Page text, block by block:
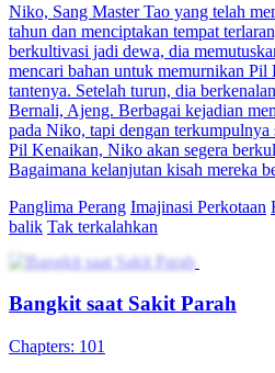
Niko, Sang Master Tao yang telah
tahun dan menciptakan tempat
berkultivasi jadi dewa, dia
mencari bahan untuk memurnikan Pil
tantenya. Setelah turun, dia
Bernali, Ajeng. Berbagai kejadian
pada Niko, tapi dengan terkumpulnya
Pil Kenaikan, Niko akan segera
Bagaimana kelanjutan kisah mereka
Panglima Perang Imajinasi Perkotaan
balik Tak terkalahkan
Bangkit saat Sakit Parah
Chapters: 101